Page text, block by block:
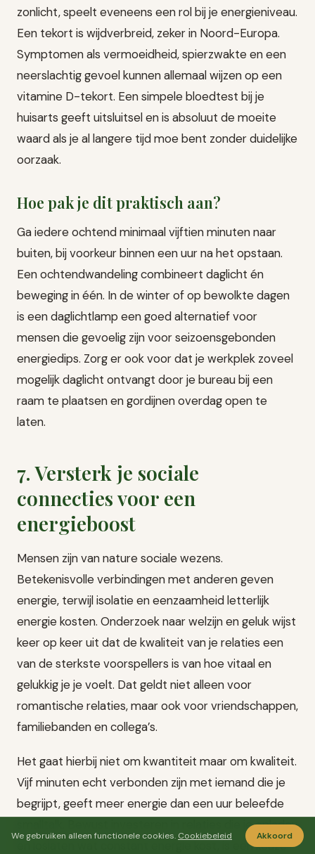
zonlicht, speelt eveneens een rol bij je energieniveau.
Een tekort is wijdverbreid, zeker in Noord-Europa.
Symptomen als vermoeidheid, spierzwakte en een
neerslachtig gevoel kunnen allemaal wijzen op een
vitamine D-tekort. Een simpele bloedtest bij je
huisarts geeft uitsluitsel en is absoluut de moeite
waard als je al langere tijd moe bent zonder duidelijke
oorzaak.
Hoe pak je dit praktisch aan?
Ga iedere ochtend minimaal vijftien minuten naar
buiten, bij voorkeur binnen een uur na het opstaan.
Een ochtendwandeling combineert daglicht én
beweging in één. In de winter of op bewolkte dagen
is een daglichtlamp een goed alternatief voor
mensen die gevoelig zijn voor seizoensgebonden
energiedips. Zorg er ook voor dat je werkplek zoveel
mogelijk daglicht ontvangt door je bureau bij een
raam te plaatsen en gordijnen overdag open te
laten.
7. Versterk je sociale
connecties voor een
energieboost
Mensen zijn van nature sociale wezens.
Betekenisvolle verbindingen met anderen geven
energie, terwijl isolatie en eenzaamheid letterlijk
energie kosten. Onderzoek naar welzijn en geluk wijst
keer op keer uit dat de kwaliteit van je relaties een
van de sterkste voorspellers is van hoe vitaal en
gelukkig je je voelt. Dat geldt niet alleen voor
romantische relaties, maar ook voor vriendschappen,
familiebanden en collega’s.
Het gaat hierbij niet om kwantiteit maar om kwaliteit.
Vijf minuten echt verbonden zijn met iemand die je
begrijpt, geeft meer energie dan een uur beleefde
smalltalk. Bewust investeren in relaties die je opladen
en loslaten wat constant energie kost, is een keuze
We gebruiken alleen functionele cookies. Cookiebeleid Akkoord